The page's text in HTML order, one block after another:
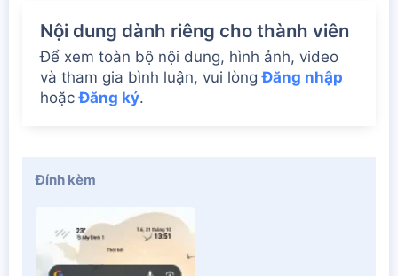
Nội dung dành riêng cho thành viên
Để xem toàn bộ nội dung, hình ảnh, video
và tham gia bình luận, vui lòngĐăng nhập
hoặcĐăng ký.
Đính kèm